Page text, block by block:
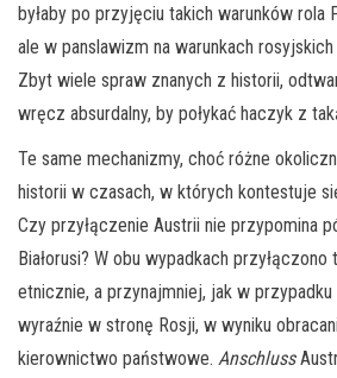
byłaby po przyjęciu takich warunków rola
ale w panslawizm na warunkach
Zbyt wiele spraw znanych z historii,
wręcz absurdalny, by połykać haczyk z
Te same mechanizmy, choć różne
historii w czasach, w których kontestuje
Czy przyłączenie Austrii nie przypomina
Białorusi? W obu wypadkach
etnicznie, a przynajmniej, jak w przypadku
wyraźnie w stronę Rosji, w wyniku
kierownictwo państwowe. Anschluss